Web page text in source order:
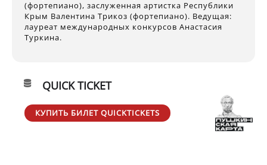
(фортепиано), заслуженная артистка Республики
Крым Валентина Трикоз (фортепиано). Ведущая:
лауреат международных конкурсов Анастасия
Туркина.
QUICK TICKET
КУПИТЬ БИЛЕТ QUICKTICKETS